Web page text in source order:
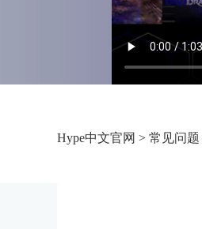
Hype中文官网 > 常见问题